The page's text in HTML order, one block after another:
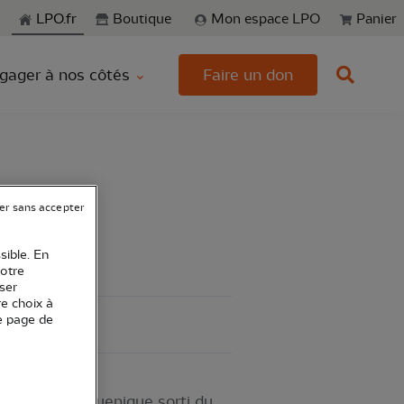
LPO.fr Boutique Mon espace LPO Panier
à nos côtés Faire un don
En
choix à
page de
sans accepter